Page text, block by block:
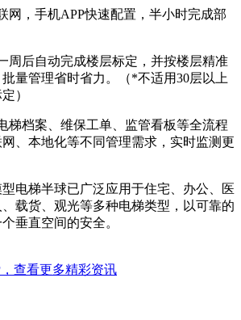
网，手机APP快速配置，半小时完成部
周后自动完成楼层标定，并按楼层精准
量管理省时省力。（*不适用30层以上
）
梯档案、维保工单、监管看板等全流程
、本地化等不同管理需求，实时监测更
电梯半球已广泛应用于住宅、办公、医
载货、观光等多种电梯类型，以可靠的
垂直空间的安全。
查看更多精彩资讯